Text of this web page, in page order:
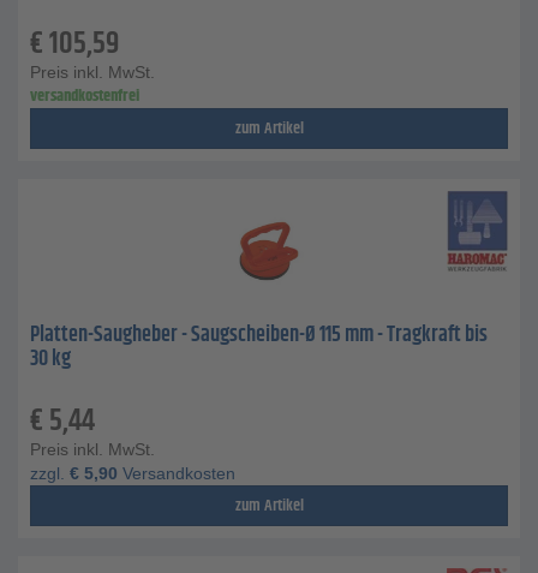
€105,59
Preis inkl. MwSt.
versandkostenfrei
zum Artikel
Platten-Saugheber - Saugscheiben-Ø 115 mm - Tragkraft bis
30 kg
€5,44
Preis inkl. MwSt.
zzgl. € 5,90 Versandkosten
zum Artikel